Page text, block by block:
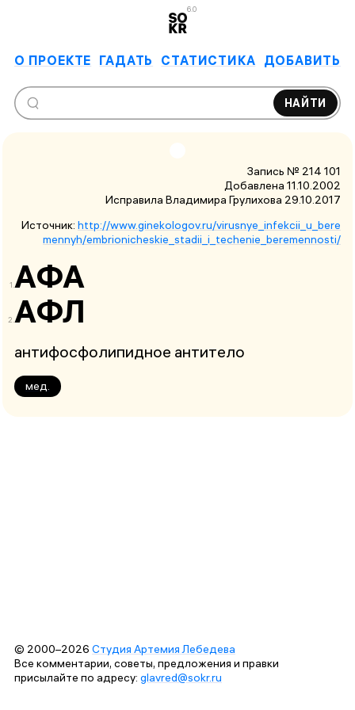
6.0
О ПРОЕКТЕ ГАДАТЬ СТАТИСТИКА ДОБАВИТЬ
НАЙТИ
Запись № 214 101
Добавлена 11.10.2002
Исправила Владимира Грулихова 29.10.2017
Источник: http://www.ginekologov.ru/virusnye_infekcii_u_bere
mennyh/embrionicheskie_stadii_i_techenie_beremennosti/
АФА
АФЛ
антифосфолипидное антитело
мед.
© 2000–2026 Студия Артемия Лебедева
Все комментарии, советы, предложения и правки
присылайте по адресу: glavred@sokr.ru